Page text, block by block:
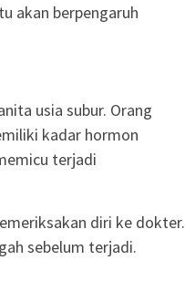
akan berpengaruh
usia subur. Orang
kadar hormon
terjadi
diri ke dokter.
sebelum terjadi.